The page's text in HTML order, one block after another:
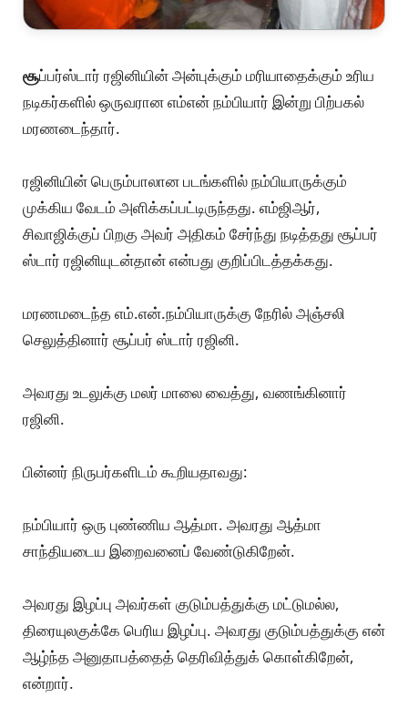
சூப்பர்ஸ்டார் ரஜினியின் அன்புக்கும் மரியாதைக்கும் உரிய
நடிகர்களில் ஒருவரான எம்என் நம்பியார் இன்று பிற்பகல்
மரணடைந்தார்.
ரஜினியின் பெரும்பாலான படங்களில் நம்பியாருக்கும்
முக்கிய வேடம் அளிக்கப்பட்டிருந்தது. எம்ஜிஆர்,
சிவாஜிக்குப் பிறகு அவர் அதிகம் சேர்ந்து நடித்தது சூப்பர்
ஸ்டார் ரஜினியுடன்தான் என்பது குறிப்பிடத்தக்கது.
மரணமடைந்த எம்.என்.நம்பியாருக்கு நேரில் அஞ்சலி
செலுத்தினார் சூப்பர் ஸ்டார் ரஜினி.
அவரது உடலுக்கு மலர் மாலை வைத்து, வணங்கினார்
ரஜினி.
பின்னர் நிருபர்களிடம் கூறியதாவது:
நம்பியார் ஒரு புண்ணிய ஆத்மா. அவரது ஆத்மா
சாந்தியடைய இறைவனைப் வேண்டுகிறேன்.
அவரது இழப்பு அவர்கள் குடும்பத்துக்கு மட்டுமல்ல,
திரையுலகுக்கே பெரிய இழப்பு. அவரது குடும்பத்துக்கு என்
ஆழ்ந்த அனுதாபத்தைத் தெரிவித்துக் கொள்கிறேன்,
என்றார்.